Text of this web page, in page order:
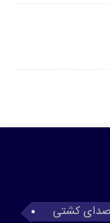
صدای کشتی